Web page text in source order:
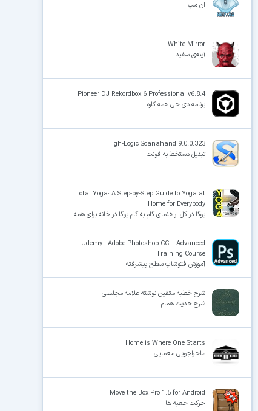
ان مپ
White Mirror
آینه‌ی سفید
Pioneer DJ Rekordbox 6 Professional v6.8.4
برنامه دی جی همه کاره
High-Logic Scanahand 9.0.0.323
تبدیل دستخط به فونت
Total Yoga: A Step-by-Step Guide to Yoga at
Home for Everybody
یوگا در کل: راهنمای گام به گام یوگا در خانه برای همه
Udemy - Adobe Photoshop CC – Advanced
Training Course
آموزش فتوشاپ سطح پیشرفته
شرح خطبه‌ متقین نوشته علامه مجلسی
شرح حدیث همام
Home is Where One Starts
ماجراجویی معمایی
Move the Box Pro 1.5 for Android
حرکت جعبه ها